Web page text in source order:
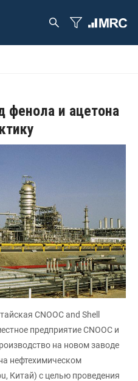
фенола и ацетона
CNOOC and Shell
предприятие CNOOC и
на новом заводе
нефтехимическом
Китай) с целью проведения